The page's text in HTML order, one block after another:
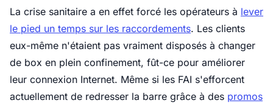
La crise sanitaire a en effet forcé les opérateurs à lever
le pied un temps sur les raccordements. Les clients
eux-même n'étaient pas vraiment disposés à changer
de box en plein confinement, fût-ce pour améliorer
leur connexion Internet. Même si les FAI s'efforcent
actuellement de redresser la barre grâce à des promos